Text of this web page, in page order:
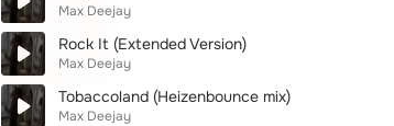
Max Deejay
Rock It (Extended Version)
Max Deejay
Tobaccoland (Heizenbounce mix)
Max Deejay